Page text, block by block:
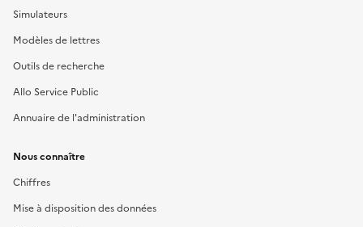
Simulateurs
Modèles de lettres
Outils de recherche
Allo Service Public
Annuaire de l'administration
Nous connaître
Chiffres
Mise à disposition des données